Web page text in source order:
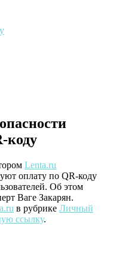
коду
Lenta.ru
оплату по QR-коду
Об этом
Ваге Закарян.
в рубрике Личный
ссылку.